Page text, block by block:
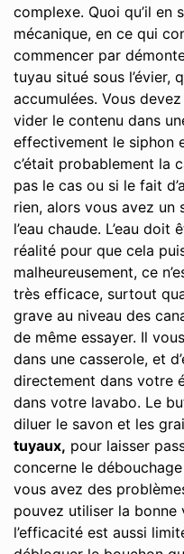
complexe. Quoi qu’il en
mécanique, en ce qui
commencer par
tuyau situé sous l’évier,
accumulées. Vous
vider le contenu dans
effectivement le siphon
c’était probablement la
pas le cas ou si le fait
rien, alors vous avez un
l’eau chaude. L’eau
réalité pour que cela
malheureusement, ce
très efficace, surtout
grave au niveau des
de même essayer. Il
dans une casserole, et
directement dans votre
dans votre lavabo. Le
diluer le savon et les
tuyaux, pour laisser
concerne le
vous avez des
pouvez utiliser la bonne
l’efficacité est aussi